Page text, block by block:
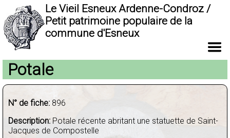
Le Vieil Esneux Ardenne-Condroz /
Petit patrimoine populaire de la
commune d'Esneux
Potale
N° de fiche: 896
Description: Potale récente abritant une statuette de Saint-
Jacques de Compostelle